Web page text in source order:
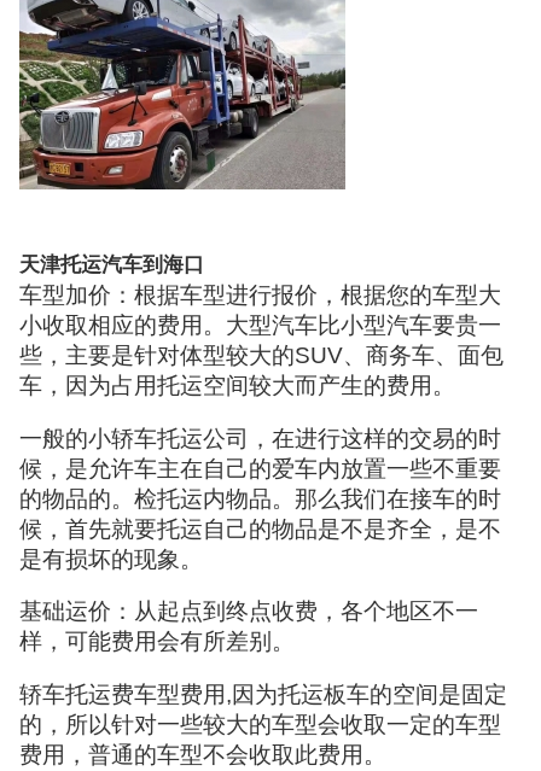
天津托运汽车到海口
车型加价：根据车型进行报价，根据您的车型大
小收取相应的费用。大型汽车比小型汽车要贵一
些，主要是针对体型较大的SUV、商务车、面包
车，因为占用托运空间较大而产生的费用。
一般的小轿车托运公司，在进行这样的交易的时
候，是允许车主在自己的爱车内放置一些不重要
的物品的。检托运内物品。那么我们在接车的时
候，首先就要托运自己的物品是不是齐全，是不
是有损坏的现象。
基础运价：从起点到终点收费，各个地区不一
样，可能费用会有所差别。
轿车托运费车型费用,因为托运板车的空间是固定
的，所以针对一些较大的车型会收取一定的车型
费用，普通的车型不会收取此费用。